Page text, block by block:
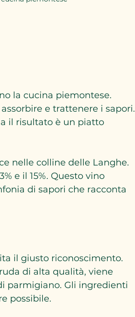
la cucina piemontese.
e trattenere i sapori.
il risultato è un piatto
nelle colline delle Langhe.
e il 15%. Questo vino
di sapori che racconta
il giusto riconoscimento.
di alta qualità, viene
parmigiano. Gli ingredienti
possibile.